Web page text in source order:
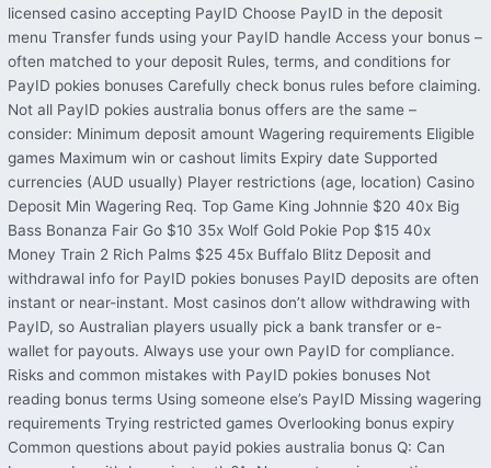
licensed casino accepting PayID Choose PayID in the deposit
menu Transfer funds using your PayID handle Access your bonus –
often matched to your deposit Rules, terms, and conditions for
PayID pokies bonuses Carefully check bonus rules before claiming.
Not all PayID pokies australia bonus offers are the same –
consider: Minimum deposit amount Wagering requirements Eligible
games Maximum win or cashout limits Expiry date Supported
currencies (AUD usually) Player restrictions (age, location) Casino
Deposit Min Wagering Req. Top Game King Johnnie $20 40x Big
Bass Bonanza Fair Go $10 35x Wolf Gold Pokie Pop $15 40x
Money Train 2 Rich Palms $25 45x Buffalo Blitz Deposit and
withdrawal info for PayID pokies bonuses PayID deposits are often
instant or near-instant. Most casinos don’t allow withdrawing with
PayID, so Australian players usually pick a bank transfer or e-
wallet for payouts. Always use your own PayID for compliance.
Risks and common mistakes with PayID pokies bonuses Not
reading bonus terms Using someone else’s PayID Missing wagering
requirements Trying restricted games Overlooking bonus expiry
Common questions about payid pokies australia bonus Q: Can